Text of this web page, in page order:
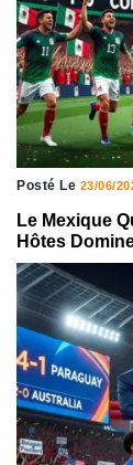
Posté Le 23/06/
Le Mexique
Hôtes